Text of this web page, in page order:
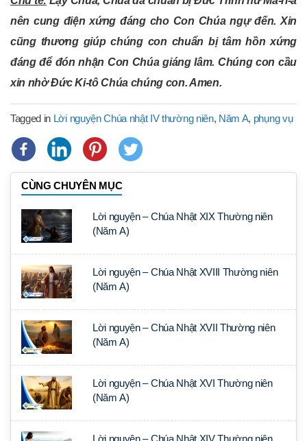
nên cung điện xứng đáng cho Con Chúa ngự đến. Xin
cũng thương giúp chúng con chuẩn bị tâm hồn xứng
đáng để đón nhận Con Chúagiáng lâm. Chúng con cầu
xin nhờ Đức Ki-tô Chúa chúng con. Amen.
Tagged in Lời nguyện Chúa nhật IV thường niên, Năm A, phụng vụ
CÙNG CHUYÊN MỤC
Lời nguyện – Chúa Nhật XIX Thường niên
(Năm A)
Lời nguyện – Chúa Nhật XVIII Thường niên
(Năm A)
Lời nguyện – Chúa Nhật XVII Thường niên
(Năm A)
Lời nguyện – Chúa Nhật XVI Thường niên
(Năm A)
Lời nguyện – Chúa Nhật XIV Thường niên